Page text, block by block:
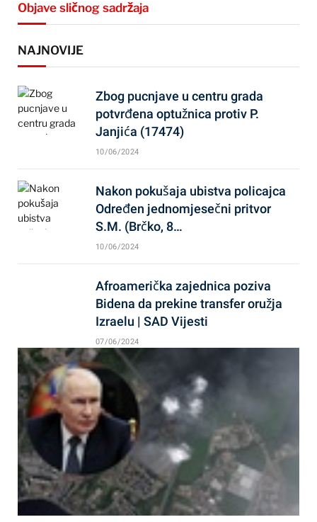
Objave sličnog sadržaja
NAJNOVIJE
Zbog pucnjave u centru grada
potvrđena optužnica protiv P.
Janjića (17474)
10/06/2024
Nakon pokušaja ubistva policajca
Određen jednomjesečni pritvor
S.M. (Brčko, 8…
10/06/2024
Afroamerička zajednica poziva
Bidena da prekine transfer oružja
Izraelu | SAD Vijesti
07/06/2024